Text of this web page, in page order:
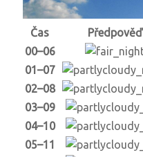
Čas Předpověď
00–06
01–07
02–08
03–09
04–10
05–11